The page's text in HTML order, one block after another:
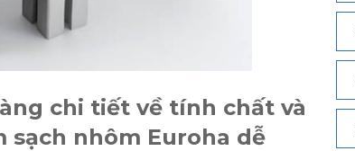
chi tiết về tính chất và
nhôm Euroha dễ